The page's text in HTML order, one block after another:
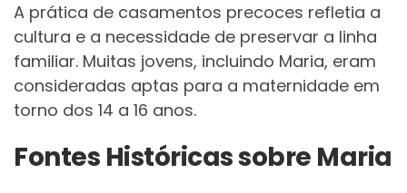
A prática de casamentos precoces refletia a
cultura e a necessidade de preservar a linha
familiar. Muitas jovens, incluindo Maria, eram
consideradas aptas para a maternidade em
torno dos 14 a 16 anos.
Fontes Históricas sobre Maria